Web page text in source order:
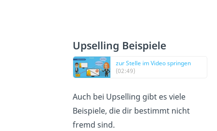
Upselling Beispiele
zur Stelle im Video springen
(02:49)
Auch bei Upselling gibt es viele
Beispiele, die dir bestimmt nicht
fremd sind.